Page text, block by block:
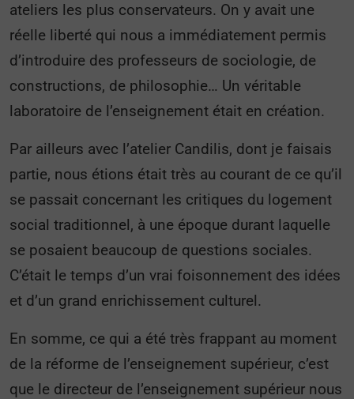
ateliers les plus conservateurs. On y avait une
réelle liberté qui nous a immédiatement permis
d’introduire des professeurs de sociologie, de
constructions, de philosophie… Un véritable
laboratoire de l’enseignement était en création.
Par ailleurs avec l’atelier Candilis, dont je faisais
partie, nous étions était très au courant de ce qu’il
se passait concernant les critiques du logement
social traditionnel, à une époque durant laquelle
se posaient beaucoup de questions sociales.
C’était le temps d’un vrai foisonnement des idées
et d’un grand enrichissement culturel.
En somme, ce qui a été très frappant au moment
de la réforme de l’enseignement supérieur, c’est
que le directeur de l’enseignement supérieur nous